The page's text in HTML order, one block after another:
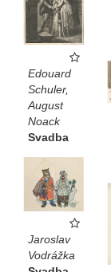
Edouard
Schuler,
August
Noack
Svadba
Jaroslav
Vodrážka